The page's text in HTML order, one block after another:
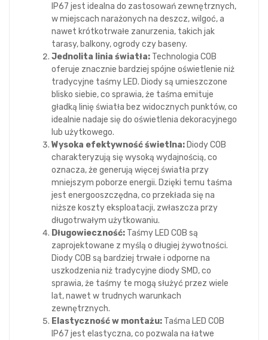
IP67 jest idealna do zastosowań zewnętrznych,
w miejscach narażonych na deszcz, wilgoć, a
nawet krótkotrwałe zanurzenia, takich jak
tarasy, balkony, ogrody czy baseny.
Jednolita linia światła: Technologia COB
oferuje znacznie bardziej spójne oświetlenie niż
tradycyjne taśmy LED. Diody są umieszczone
blisko siebie, co sprawia, że taśma emituje
gładką linię światła bez widocznych punktów, co
idealnie nadaje się do oświetlenia dekoracyjnego
lub użytkowego.
Wysoka efektywność świetlna: Diody COB
charakteryzują się wysoką wydajnością, co
oznacza, że generują więcej światła przy
mniejszym poborze energii. Dzięki temu taśma
jest energooszczędna, co przekłada się na
niższe koszty eksploatacji, zwłaszcza przy
długotrwałym użytkowaniu.
Długowieczność: Taśmy LED COB są
zaprojektowane z myślą o długiej żywotności.
Diody COB są bardziej trwałe i odporne na
uszkodzenia niż tradycyjne diody SMD, co
sprawia, że taśmy te mogą służyć przez wiele
lat, nawet w trudnych warunkach
zewnętrznych.
Elastyczność w montażu: Taśma LED COB
IP67 jest elastyczna, co pozwala na łatwe